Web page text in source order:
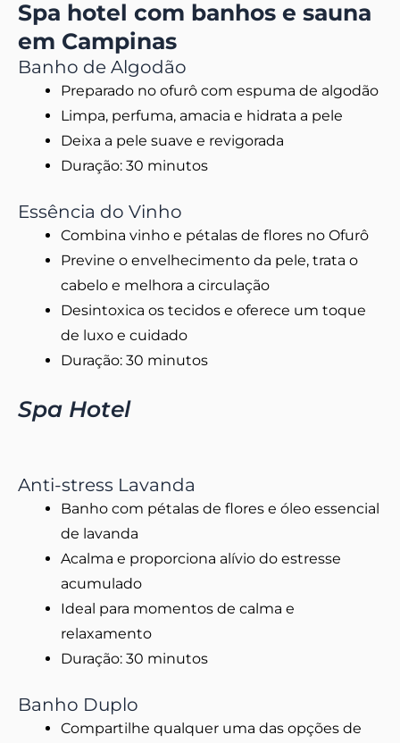
Spa hotel com banhos e sauna
em Campinas
Banho de Algodão
Preparado no ofurô com espuma de algodão
Limpa, perfuma, amacia e hidrata a pele
Deixa a pele suave e revigorada
Duração: 30 minutos
Essência do Vinho
Combina vinho e pétalas de flores no Ofurô
Previne o envelhecimento da pele, trata o
cabelo e melhora a circulação
Desintoxica os tecidos e oferece um toque
de luxo e cuidado
Duração: 30 minutos
Spa Hotel
Anti-stress Lavanda
Banho com pétalas de flores e óleo essencial
de lavanda
Acalma e proporciona alívio do estresse
acumulado
Ideal para momentos de calma e
relaxamento
Duração: 30 minutos
Banho Duplo
Compartilhe qualquer uma das opções de